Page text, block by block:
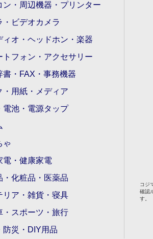
ン・周辺機器・プリンター
・ビデオカメラ
ィオ・ヘッドホン・楽器
トフォン・アクセサリー
書・FAX・事務機器
・用紙・メディア
電池・電源タップ
ゃ
電・健康家電
・化粧品・医薬品
リア・雑貨・寝具
・スポーツ・旅行
防災・DIY用品
コジ
確認
す。